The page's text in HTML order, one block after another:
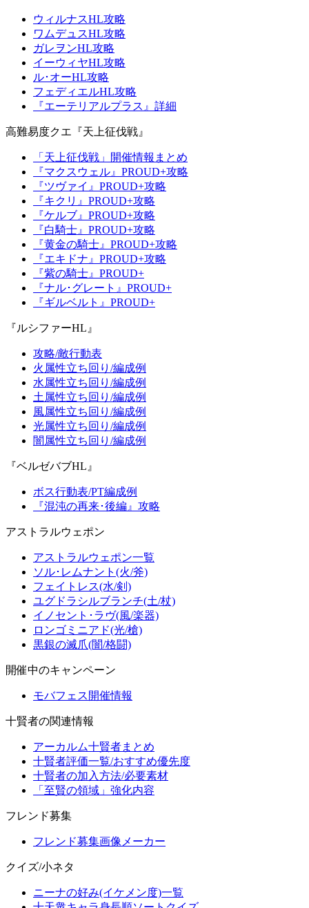
ウィルナスHL攻略
ワムデュスHL攻略
ガレヲンHL攻略
イーウィヤHL攻略
ル･オーHL攻略
フェディエルHL攻略
『エーテリアルプラス』詳細
高難易度クエ『天上征伐戦』
「天上征伐戦」開催情報まとめ
『マクスウェル』PROUD+攻略
『ツヴァイ』PROUD+攻略
『キクリ』PROUD+攻略
『ケルブ』PROUD+攻略
『白騎士』PROUD+攻略
『黄金の騎士』PROUD+攻略
『エキドナ』PROUD+攻略
『紫の騎士』PROUD+
『ナル･グレート』PROUD+
『ギルベルト』PROUD+
『ルシファーHL』
攻略/敵行動表
火属性立ち回り/編成例
水属性立ち回り/編成例
土属性立ち回り/編成例
風属性立ち回り/編成例
光属性立ち回り/編成例
闇属性立ち回り/編成例
『ベルゼバブHL』
ボス行動表/PT編成例
『混沌の再来･後編』攻略
アストラルウェポン
アストラルウェポン一覧
ソル･レムナント(火/斧)
フェイトレス(水/剣)
ユグドラシルブランチ(土/杖)
イノセント･ラヴ(風/楽器)
ロンゴミニアド(光/槍)
黒銀の滅爪(闇/格闘)
開催中のキャンペーン
モバフェス開催情報
十賢者の関連情報
アーカルム十賢者まとめ
十賢者評価一覧/おすすめ優先度
十賢者の加入方法/必要素材
「至賢の領域」強化内容
フレンド募集
フレンド募集画像メーカー
クイズ/小ネタ
ニーナの好み(イケメン度)一覧